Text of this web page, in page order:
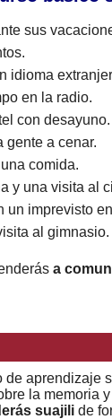
sus
idioma
en la radio.
con desayuno.
gente a cenar.
comida.
y una visita al
un imprevisto
al gimnasio.
a
de aprendizaje
la memoria y
suajilide